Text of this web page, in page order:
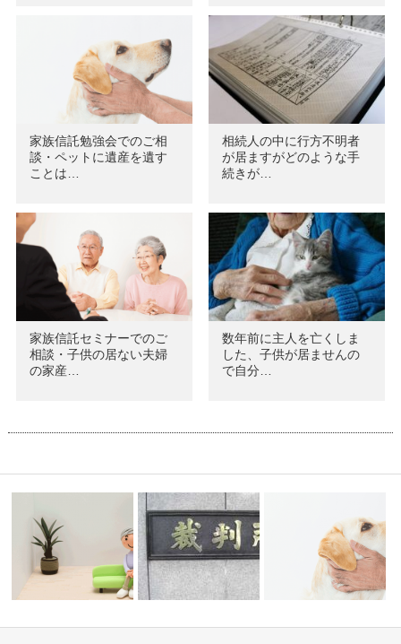
家族信託勉強会でのご相
談・ペットに遺産を遺す
ことは…
相続人の中に行方不明者
が居ますがどのような手
続きが…
家族信託セミナーでのご
相談・子供の居ない夫婦
の家産…
数年前に主人を亡くしま
した、子供が居ませんの
で自分…